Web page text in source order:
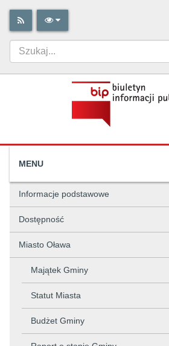
MENU
Informacje podstawowe
Dostępność
Miasto Oława
Majątek Gminy
Statut Miasta
Budżet Gminy